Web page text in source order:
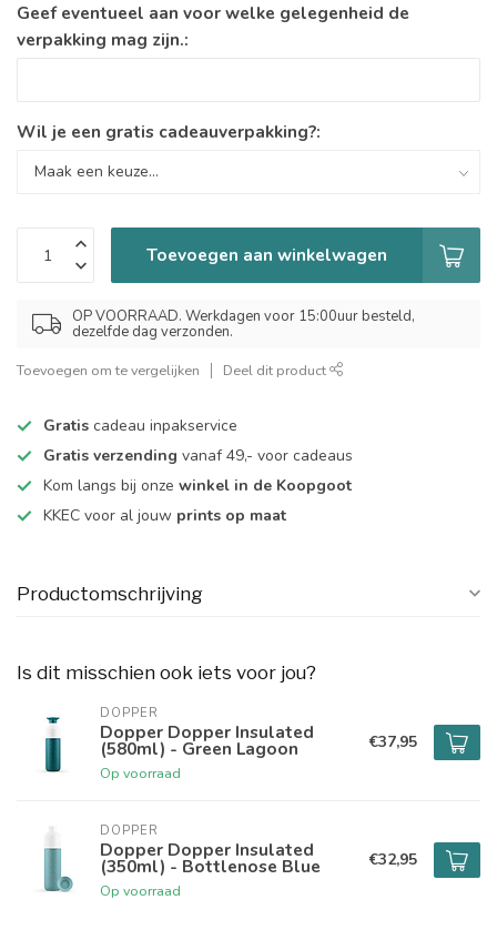
Geef eventueel aan voor welke gelegenheid de
verpakking mag zijn.:
Wil je een gratis cadeauverpakking?:
Toevoegen aan winkelwagen
OP VOORRAAD. Werkdagen voor 15:00uur besteld,
dezelfde dag verzonden.
Toevoegen om te vergelijken Deel dit product
Gratis cadeau inpakservice
Gratis verzending vanaf 49,- voor cadeaus
Kom langs bij onze winkel in de Koopgoot
KKEC voor al jouw prints op maat
Productomschrijving
Is dit misschien ook iets voor jou?
DOPPER
Dopper Dopper Insulated
(580ml) - Green Lagoon
Op voorraad
€37,95
DOPPER
Dopper Dopper Insulated
(350ml) - Bottlenose Blue
Op voorraad
€32,95